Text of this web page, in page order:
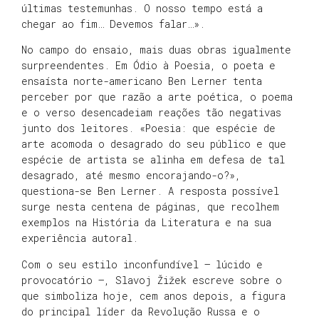
últimas testemunhas. O nosso tempo está a
chegar ao fim… Devemos falar…».
No campo do ensaio, mais duas obras igualmente
surpreendentes. Em Ódio à Poesia, o poeta e
ensaísta norte-americano Ben Lerner tenta
perceber por que razão a arte poética, o poema
e o verso desencadeiam reações tão negativas
junto dos leitores. «Poesia: que espécie de
arte acomoda o desagrado do seu público e que
espécie de artista se alinha em defesa de tal
desagrado, até mesmo encorajando-o?»,
questiona-se Ben Lerner. A resposta possível
surge nesta centena de páginas, que recolhem
exemplos na História da Literatura e na sua
experiência autoral.
Com o seu estilo inconfundível – lúcido e
provocatório –, Slavoj Žižek escreve sobre o
que simboliza hoje, cem anos depois, a figura
do principal líder da Revolução Russa e o